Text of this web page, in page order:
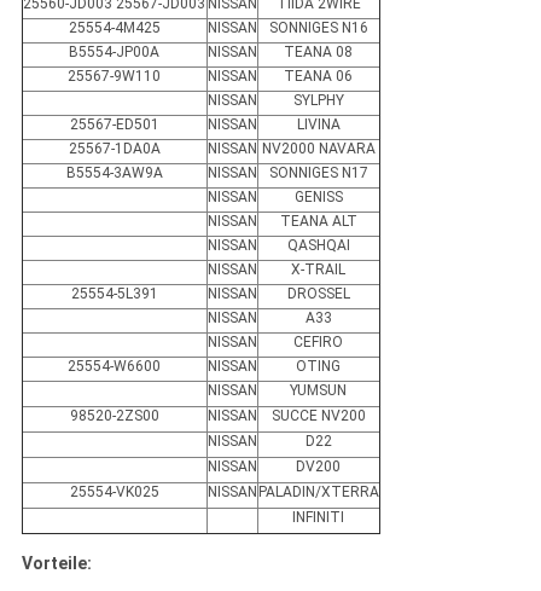
25560-JD003 25567-JD003 NISSAN
TIIDA 2WIRE
25554-4M425
NISSAN
SONNIGES N16
B5554-JP00A
NISSAN
TEANA 08
25567-9W110
NISSAN
TEANA 06
NISSAN
SYLPHY
25567-ED501
NISSAN
LIVINA
25567-1DA0A
NISSAN NV2000 NAVARA
B5554-3AW9A
NISSAN
SONNIGES N17
NISSAN
GENISS
NISSAN
TEANA ALT
NISSAN
QASHQAI
NISSAN
X-TRAIL
25554-5L391
NISSAN
DROSSEL
NISSAN
A33
NISSAN
CEFIRO
25554-W6600
NISSAN
OTING
NISSAN
YUMSUN
98520-2ZS00
NISSAN
SUCCE NV200
NISSAN
D22
NISSAN
DV200
25554-VK025
NISSAN PALADIN/XTERRA
INFINITI
Vorteile: